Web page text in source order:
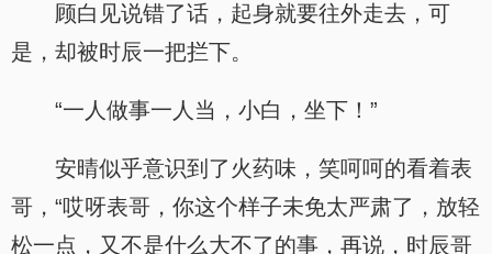
顾白见说错了话，起身就要往外走去，可
是，却被时辰一把拦下。
“一人做事一人当，小白，坐下！”
安晴似乎意识到了火药味，笑呵呵的看着表
哥，“哎呀表哥，你这个样子未免太严肃了，放轻
松一点，又不是什么大不了的事，再说，时辰哥